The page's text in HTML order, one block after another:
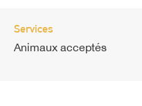
Services
Animaux acceptés